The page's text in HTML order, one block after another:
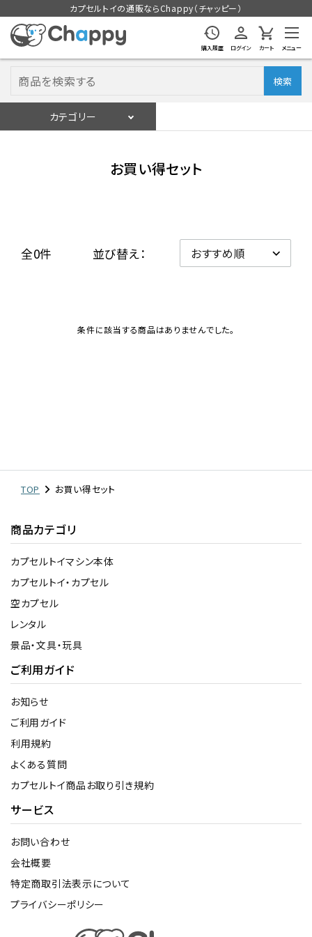
カプセルトイの通販ならChappy（チャッピー）
購入履歴 ログイン カート メニュー
検索
カテゴリー
よくあるご質問
06-6282-7659
お買い得セット
全0件 並び替え：
条件に該当する商品はありませんでした。
TOP お買い得セット
商品カテゴリ
カプセルトイマシン本体
カプセルトイ・カプセル
空カプセル
レンタル
景品・文具・玩具
ご利用ガイド
お知らせ
ご利用ガイド
利用規約
よくある質問
カプセルトイ商品お取り引き規約
サービス
お問い合わせ
会社概要
特定商取引法表示について
プライバシーポリシー